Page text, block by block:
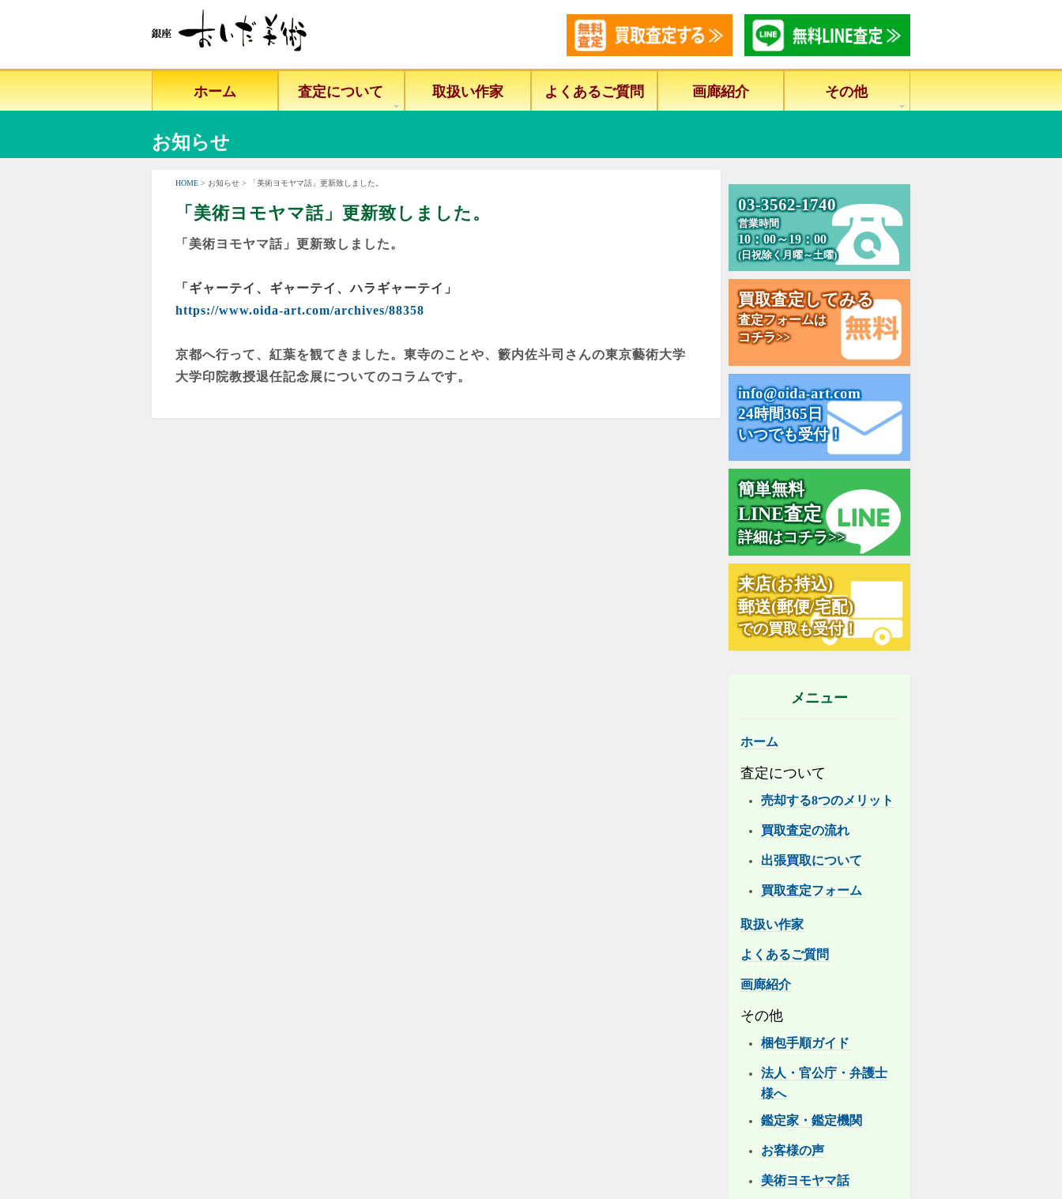
ホーム 査定について 取扱い作家 よくあるご質問 画廊紹介 その他
お知らせ
HOME > お知らせ > 「美術ヨモヤマ話」更新致しました。
「美術ヨモヤマ話」更新致しました。
「美術ヨモヤマ話」更新致しました。
「ギャーテイ、ギャーテイ、ハラギャーテイ」
https://www.oida-art.com/archives/88358
京都へ行って、紅葉を観てきました。東寺のことや、籔内佐斗司さんの東京藝術大学
大学印院教授退任記念展についてのコラムです。
03-3562-1740
営業時間
10：00～19：00
(日祝除く月曜～土曜)
買取査定してみる
査定フォームは
コチラ>>
info@oida-art.com
24時間365日
いつでも受付！
簡単無料
LINE査定
詳細はコチラ>>
来店(お持込)
郵送(郵便/宅配)
での買取も受付！
メニュー
ホーム
査定について
売却する8つのメリット
買取査定の流れ
出張買取について
買取査定フォーム
取扱い作家
よくあるご質問
画廊紹介
その他
梱包手順ガイド
法人・官公庁・弁護士
様へ
鑑定家・鑑定機関
お客様の声
美術ヨモヤマ話